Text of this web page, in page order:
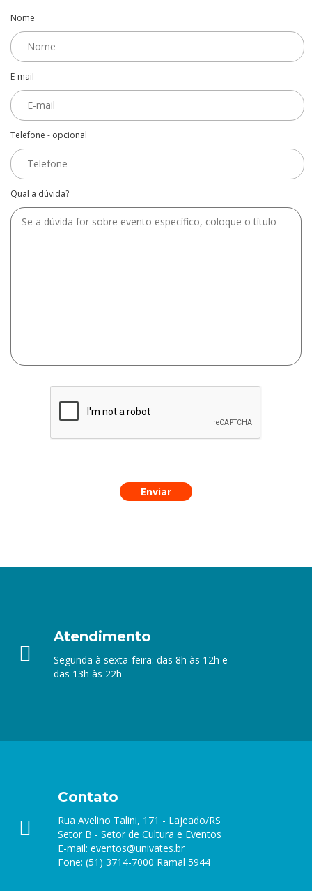
Nome
E-mail
Telefone - opcional
Qual a dúvida?
Enviar
Atendimento
Segunda à sexta-feira: das 8h às 12h e
das 13h às 22h
Contato
Rua Avelino Talini, 171 - Lajeado/RS
Setor B - Setor de Cultura e Eventos
E-mail: eventos@univates.br
Fone: (51) 3714-7000 Ramal 5944